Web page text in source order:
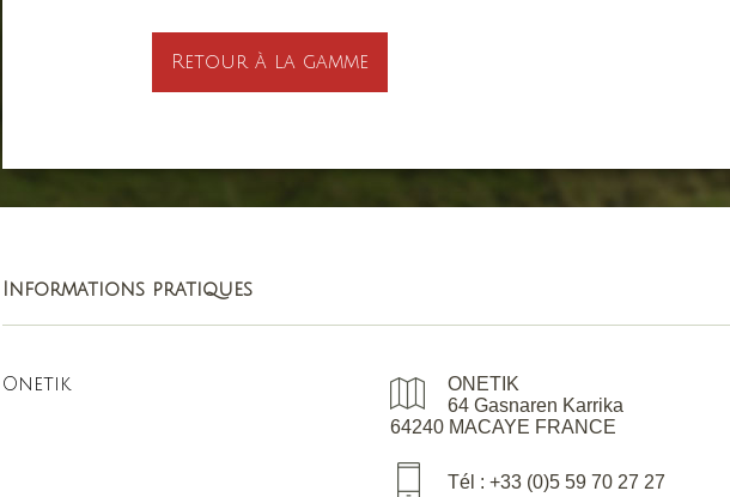
Retour à la gamme
Informations pratiques
Onetik
ONETIK
64 Gasnaren Karrika
64240 MACAYE FRANCE
Tél : +33 (0)5 59 70 27 27